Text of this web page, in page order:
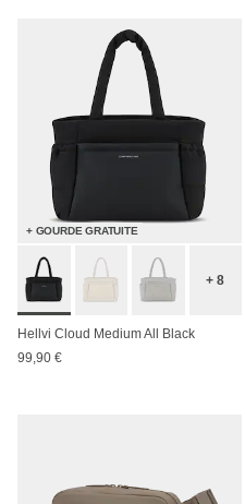
+ GOURDE GRATUITE
+ 8
Hellvi Cloud Medium All Black
99,90 €